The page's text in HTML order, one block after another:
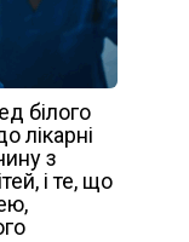
білого
лікарні
з
і те, що